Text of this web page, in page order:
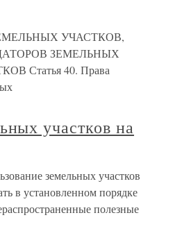
УЧАСТКОВ,
ЗЕМЕЛЬНЫХ
Статья 40. Права
участков на
земельных участков
в установленном порядке
полезные